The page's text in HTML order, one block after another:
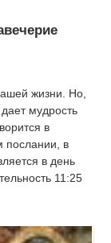
жизни. Но,
мудрость
в
послании, в
в день
11:25